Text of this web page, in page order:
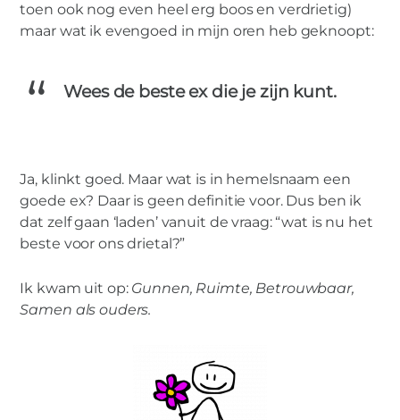
toen ook nog even heel erg boos en verdrietig)
maar wat ik evengoed in mijn oren heb geknoopt:
Wees de beste ex die je zijn kunt.
Ja, klinkt goed. Maar wat is in hemelsnaam een
goede ex? Daar is geen definitie voor. Dus ben ik
dat zelf gaan ‘laden’ vanuit de vraag: “wat is nu het
beste voor ons drietal?”
Ik kwam uit op: Gunnen, Ruimte, Betrouwbaar,
Samen als ouders.